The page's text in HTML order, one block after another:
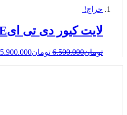
حراج!
لایت کیور دی تی ایDTE مدل lux E
تومان6.500.000 تومان5.900.000